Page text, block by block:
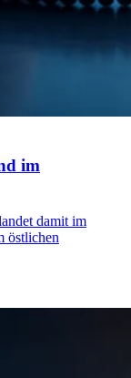
im
damit im
östlichen